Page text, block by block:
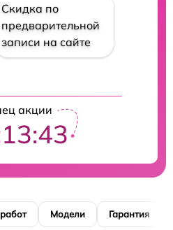
Скидка по
предварительной
записи на сайте
акции
Модели Гарантия